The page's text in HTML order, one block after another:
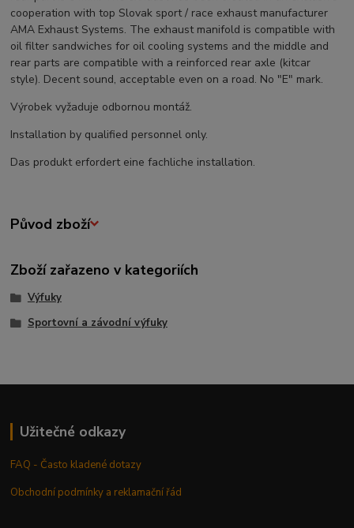
cooperation with top Slovak sport / race exhaust manufacturer
AMA Exhaust Systems. The exhaust manifold is compatible with
oil filter sandwiches for oil cooling systems and the middle and
rear parts are compatible with a reinforced rear axle (kitcar
style). Decent sound, acceptable even on a road. No "E" mark.
Výrobek vyžaduje odbornou montáž.
Installation by qualified personnel only.
Das produkt erfordert eine fachliche installation.
Původ zboží
Zboží zařazeno v kategoriích
Výfuky
Sportovní a závodní výfuky
Užitečné odkazy
FAQ - Často kladené dotazy
Obchodní podmínky a reklamační řád